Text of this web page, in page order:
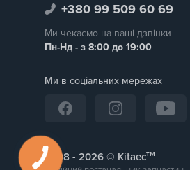
+380 99 509 60 69
Ми чекаємо на ваші дзвінки
Пн-Нд - з 8:00 до 19:00
Ми в соціальних мережах
2008 - © Kitaecтм